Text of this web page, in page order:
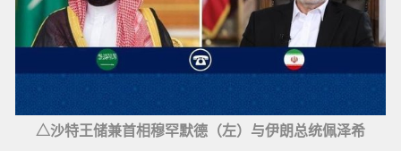
△沙特王储兼首相穆罕默德（左）与伊朗总统佩泽希